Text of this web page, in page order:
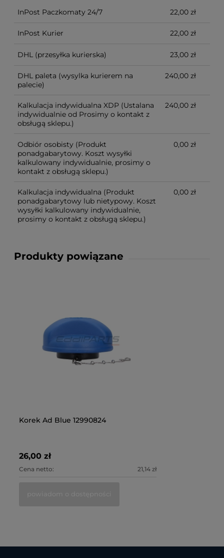
Możliwy również odbiór osobisty.
InPost Paczkomaty 24/7 22,00 zł
InPost Kurier 22,00 zł
DHL (przesyłka kurierska) 23,00 zł
DHL paleta (wysylka kurierem na
palecie)
240,00 zł
Kalkulacja indywidualna XDP (Ustalana
indywidualnie od Prosimy o kontakt z
obsługą sklepu.)
240,00 zł
Odbiór osobisty (Produkt
ponadgabarytowy. Koszt wysyłki
kalkulowany indywidualnie, prosimy o
kontakt z obsługą sklepu.)
0,00 zł
Kalkulacja indywidualna (Produkt
ponadgabarytowy lub nietypowy. Koszt
wysyłki kalkulowany indywidualnie,
prosimy o kontakt z obsługą sklepu.)
0,00 zł
Produkty powiązane
Korek Ad Blue 12990824
26,00 zł
Cena netto: 21,14 zł